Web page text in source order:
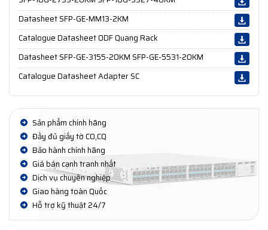
Datasheet SFP-GE-MM13-2KM
Catalogue Datasheet ODF Quang Rack
Datasheet SFP-GE-3155-20KM SFP-GE-5531-20KM
Catalogue Datasheet Adapter SC
Sản phẩm chính hãng
Đầy đủ giấy tờ CO,CQ
Bảo hành chính hãng
Giá bán cạnh tranh nhất
Dịch vụ chuyên nghiệp
Giao hàng toàn Quốc
Hỗ trợ kỹ thuật 24/7